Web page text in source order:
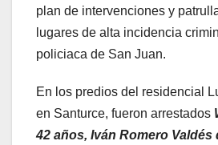
plan de intervenciones y
lugares de alta incidencia
policiaca de San Juan.
En los predios del residencial
en Santurce, fueron arrestados
42 años, Iván Romero Valdés